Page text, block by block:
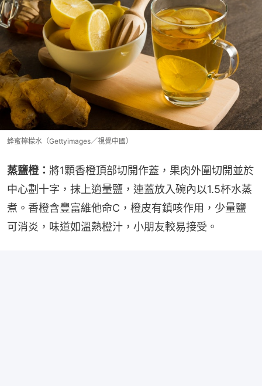
蜂蜜檸檬水（Gettyimages／視覺中國）
蒸鹽橙： 將1顆香橙頂部切開作蓋，果肉外圍切開並於
中心劃十字，抹上適量鹽，連蓋放入碗內以1.5杯水蒸
煮。香橙含豐富維他命C，橙皮有鎮咳作用，少量鹽
可消炎，味道如溫熱橙汁，小朋友較易接受。